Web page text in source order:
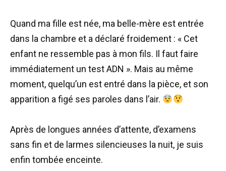
Quand ma fille est née, ma belle-mère est entrée
dans la chambre et a déclaré froidement : « Cet
enfant ne ressemble pas à mon fils. Il faut faire
immédiatement un test ADN ». Mais au même
moment, quelqu’un est entré dans la pièce, et son
apparition a figé ses paroles dans l’air.
Après de longues années d’attente, d’examens
sans fin et de larmes silencieuses la nuit, je suis
enfin tombée enceinte.